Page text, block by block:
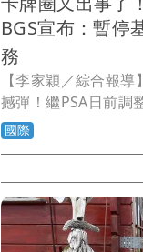
BGS宣布：暫停
務
【李家穎／綜合報
撼彈！繼PSA日前調
評級龍頭之一的
Services（BGS）也
Standard兩大平價
要到9月15日才會恢
牌玩家熱議。
國際